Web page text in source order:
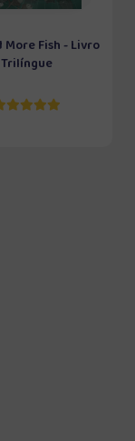
More Fish - Livro
Trilíngue